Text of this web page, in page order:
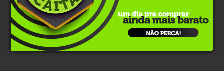
Clique aqui e faça parte do nosso grupo no
WhatsApp